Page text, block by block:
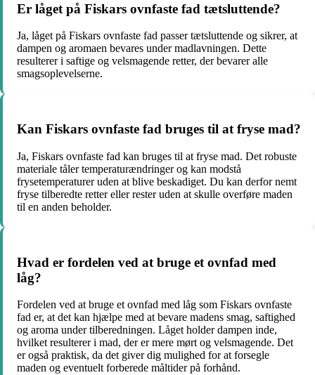
Er låget på Fiskars ovnfaste fad tætsluttende?
Ja, låget på Fiskars ovnfaste fad passer tætsluttende og sikrer, at
dampen og aromaen bevares under madlavningen. Dette
resulterer i saftige og velsmagende retter, der bevarer alle
smagsoplevelserne.
Kan Fiskars ovnfaste fad bruges til at fryse mad?
Ja, Fiskars ovnfaste fad kan bruges til at fryse mad. Det robuste
materiale tåler temperaturændringer og kan modstå
frysetemperaturer uden at blive beskadiget. Du kan derfor nemt
fryse tilberedte retter eller rester uden at skulle overføre maden
til en anden beholder.
Hvad er fordelen ved at bruge et ovnfad med
låg?
Fordelen ved at bruge et ovnfad med låg som Fiskars ovnfaste
fad er, at det kan hjælpe med at bevare madens smag, saftighed
og aroma under tilberedningen. Låget holder dampen inde,
hvilket resulterer i mad, der er mere mørt og velsmagende. Det
er også praktisk, da det giver dig mulighed for at forsegle
maden og eventuelt forberede måltider på forhånd.